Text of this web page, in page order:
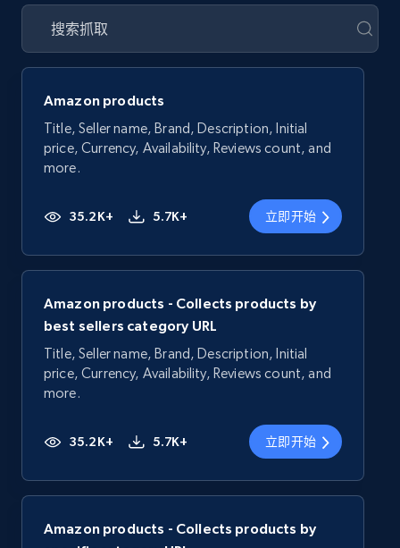
Amazon products
Title, Seller name, Brand, Description, Initial
price, Currency, Availability, Reviews count, and
more.
35.2K+ 5.7K+ 立即开始
Amazon products - Collects products by
best sellers category URL
Title, Seller name, Brand, Description, Initial
price, Currency, Availability, Reviews count, and
more.
35.2K+ 5.7K+ 立即开始
Amazon products - Collects products by